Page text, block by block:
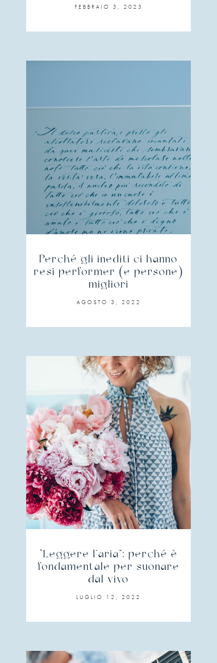
FEBBRAIO 3, 2023
Perché gli inediti ci hanno
resi performer (e persone)
migliori
AGOSTO 3, 2022
“Leggere l’aria”: perché è
fondamentale per suonare
dal vivo
LUGLIO 12, 2022